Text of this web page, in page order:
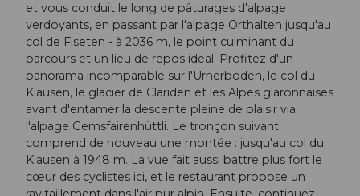
et vous conduit le long de pâturages d'alpage
verdoyants, en passant par l'alpage Orthalten jusqu'au
col de Fiseten - à 2036 m, le point culminant du
parcours et un lieu de repos idéal. Profitez d'un
panorama incomparable sur l'Urnerboden, le col du
Klausen, le glacier de Clariden et les Alpes glaronnaises
avant d'entamer la descente pleine de plaisir via
l'alpage Gemsfairenhüttli. Le tronçon suivant
comprend de nouveau une montée : jusqu'au col du
Klausen à 1948 m. La vue fait aussi battre plus fort le
cœur des cyclistes ici, et le restaurant propose un